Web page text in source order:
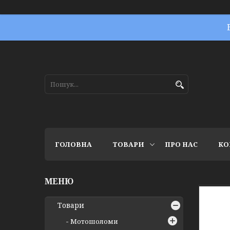
ГОЛОВНА ТОВАРИ ПРО НАС
Товари
Мотошоломи